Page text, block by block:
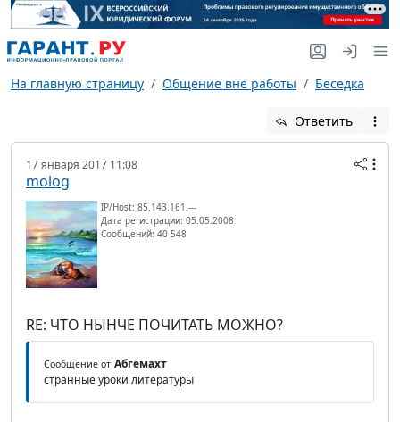
На главную страницу Общение вне работы Беседка
Ответить
17 января 2017 11:08
molog
IP/Host: 85.143.161.---
Дата регистрации: 05.05.2008
Сообщений: 40 548
RE: ЧТО НЫНЧЕ ПОЧИТАТЬ МОЖНО?
Сообщение от Абгемахт
странные уроки литературы